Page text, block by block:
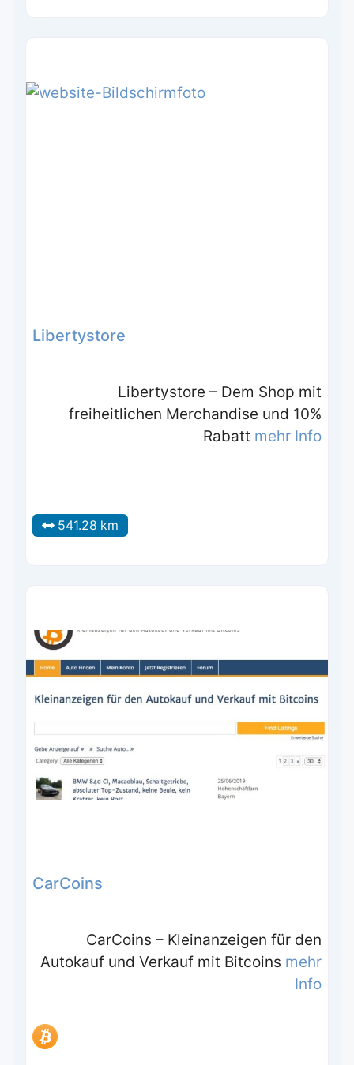
Libertystore
Libertystore – Dem Shop mit
freiheitlichen Merchandise und 10%
Rabatt mehr Info
541.28 km
CarCoins
CarCoins – Kleinanzeigen für den
Autokauf und Verkauf mit Bitcoins mehr
Info